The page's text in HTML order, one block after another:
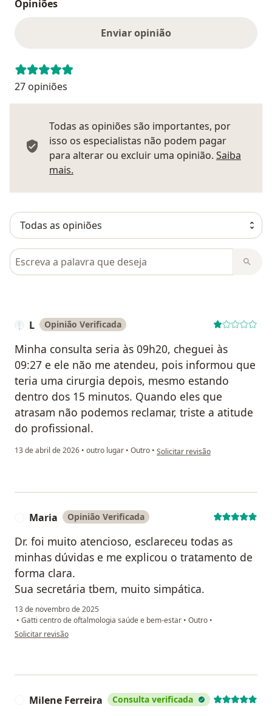
Opiniões
Enviar opinião
27 opiniões
Todas as opiniões são importantes, por
isso os especialistas não podem pagar
para alterar ou excluir uma opinião. Saiba
mais.
Pesquisar em opiniões
L Opinião Verificada
Minha consulta seria às 09h20, cheguei às
09:27 e ele não me atendeu, pois informou que
teria uma cirurgia depois, mesmo estando
dentro dos 15 minutos. Quando eles que
atrasam não podemos reclamar, triste a atitude
do profissional.
13 de abril de 2026 • outro lugar • Outro • na opinião do utilizador L
Solicitar revisão
Maria Opinião Verificada
Dr. foi muito atencioso, esclareceu todas as
minhas dúvidas e me explicou o tratamento de
forma clara.
Sua secretária tbem, muito simpática.
13 de novembro de 2025
• Gatti centro de oftalmologia saúde e bem-estar • Outro •
na opinião do utilizador Maria
Solicitar revisão
Milene Ferreira Consulta verificada